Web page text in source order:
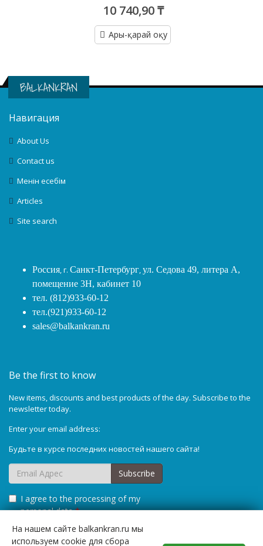
10 740,90 ₸
Ары-қарай оқу
BALKANKRAN
Навигация
About Us
Contact us
Менін есебім
Articles
Site search
Россия, г. Санкт-Петербург,ул. Седова 49, литера А,
помещение 3Н, кабинет 10
тел. (812)933-60-12
тел.(921)933-60-12
sales@balkankran.ru
Be the first to know
New items, discounts and best products of the day. Subscribe to the
newsletter today.
Enter your email address:
Будьте в курсе последних новостей нашего сайта!
I agree to the processing of my
personal data *
Subscribe
На нашем сайте balkankran.ru мы
используем cookie для сбора